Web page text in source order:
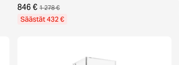
846 € 1 278 €
Säästät 432 €